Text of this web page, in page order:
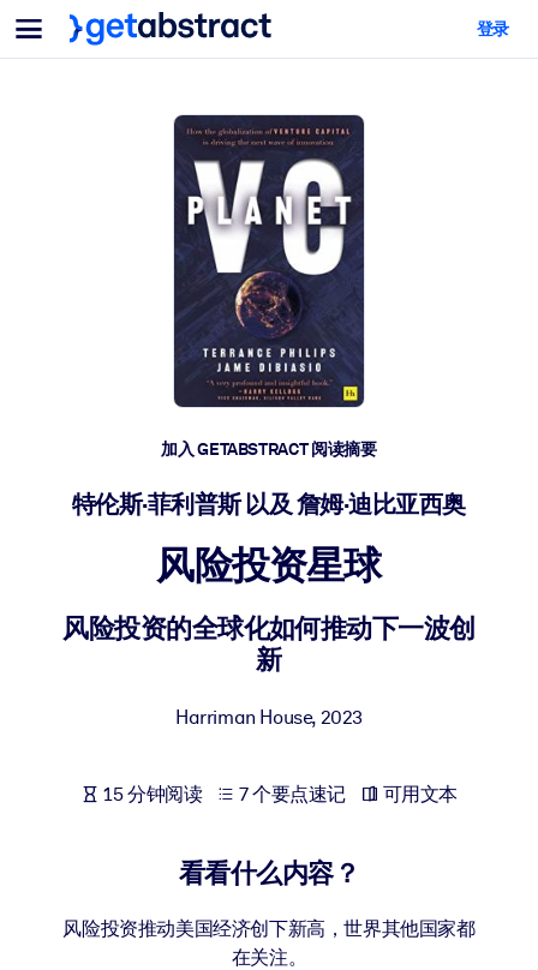
菜单
面向团队与管理者
为您的员工配备关键的人工智能技能。
帮助您的管理者为未来的工作时代做好准备。
让团队更轻松地共同学习、解决实际问题并更快采取行动。
培养您的员工应对未来挑战所需的技能。
面向 LMS/LXP
将简短且经过验证的知识引入您的 LMS/LXP，以获得更强的学习效
面向人工智能系统
面向人工智能系统
登录
加入 GETABSTRACT 阅读摘要
特伦斯·菲利普斯 以及 詹姆·迪比亚西奥
风险投资星球
风险投资的全球化如何推动下一波创
新
Harriman House, 2023
15 分钟阅读 7 个要点速记 可用文本
看看什么内容？
风险投资推动美国经济创下新高，世界其他国家都
在关注。